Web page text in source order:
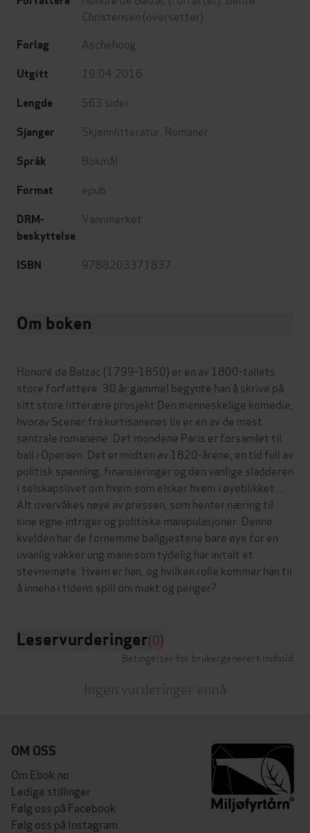
Christensen (oversetter)
Forlag Aschehoug
Utgitt 19.04.2016
Lengde 563 sider
Sjanger Skjønnlitteratur Romaner
Språk Bokmål
Format epub
DRM-
beskyttelse
Vannmerket
ISBN 9788203371837
Om boken
Honoré de Balzac (1799-1850) er en av 1800-tallets
store forfattere. 30 år gammel begynte han å skrive på
sitt store litterære prosjekt Den menneskelige komedie,
hvorav Scener fra kurtisanenes liv er en av de mest
sentrale romanene. Det mondene Paris er forsamlet til
ball i Operaen. Det er midten av 1820-årene, en tid full av
politisk spenning, finansieringer og den vanlige sladderen
i selskapslivet om hvem som elsker hvem i øyeblikket…
Alt overvåkes nøye av pressen, som henter næring til
sine egne intriger og politiske manipulasjoner. Denne
kvelden har de fornemme ballgjestene bare øye for en
uvanlig vakker ung mann som tydelig har avtalt et
stevnemøte. Hvem er han, og hvilken rolle kommer han til
Leservurderinger(0)
Betingelser for brukergenerert innhold
Ingen vurderinger ennå
OM OSS
Om Ebok.no
Ledige stillinger
Følg oss på Facebook
Følg oss på Instagram